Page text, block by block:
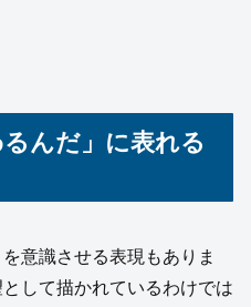
んだ」に表れる
意識させる表現もありま
して描かれているわけでは